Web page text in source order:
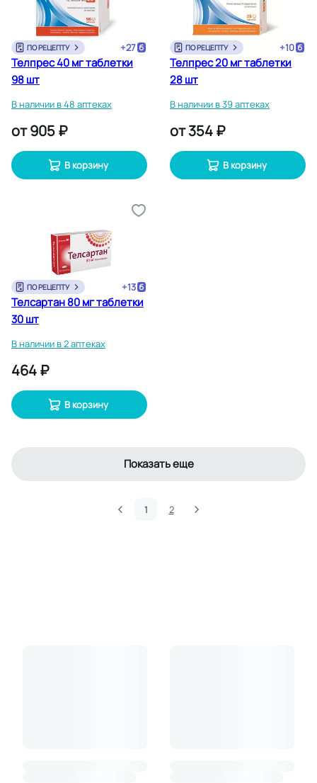
ПО РЕЦЕПТУ +27
Телпрес 40 мг таблетки
98 шт
В наличии в 48 аптеках
от905 ₽
В корзину
ПО РЕЦЕПТУ +10
Телпрес 20 мг таблетки
28 шт
В наличии в 39 аптеках
от354 ₽
В корзину
ПО РЕЦЕПТУ +13
Телсартан 80 мг таблетки
30 шт
В наличии в 2 аптеках
464 ₽
В корзину
Показать еще
1 2